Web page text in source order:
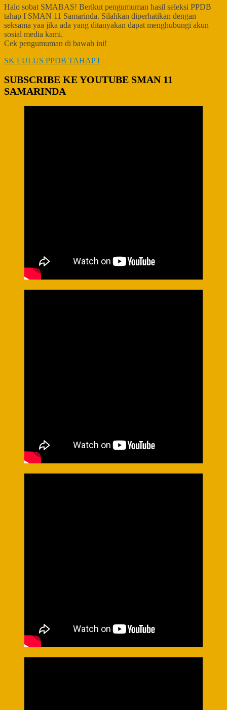
Halo sobat SMABAS! Berikut pengumuman hasil seleksi PPDB
tahap I SMAN 11 Samarinda. Silahkan diperhatikan dengan
seksama yaa jika ada yang ditanyakan dapat menghubungi akun
sosial media kami.
Cek pengumuman di bawah ini!
SK LULUS PPDB TAHAP I
SUBSCRIBE KE YOUTUBE SMAN 11
SAMARINDA